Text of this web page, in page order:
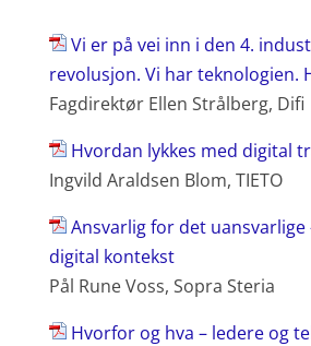
Vi er på vei inn i den 4.
revolusjon. Vi har teknologien.
Fagdirektør Ellen Strålberg, Difi
Hvordan lykkes med digital
Ingvild Araldsen Blom, TIETO
Ansvarlig for det uansvarlige
digital kontekst
Pål Rune Voss, Sopra Steria
Hvorfor og hva – ledere og